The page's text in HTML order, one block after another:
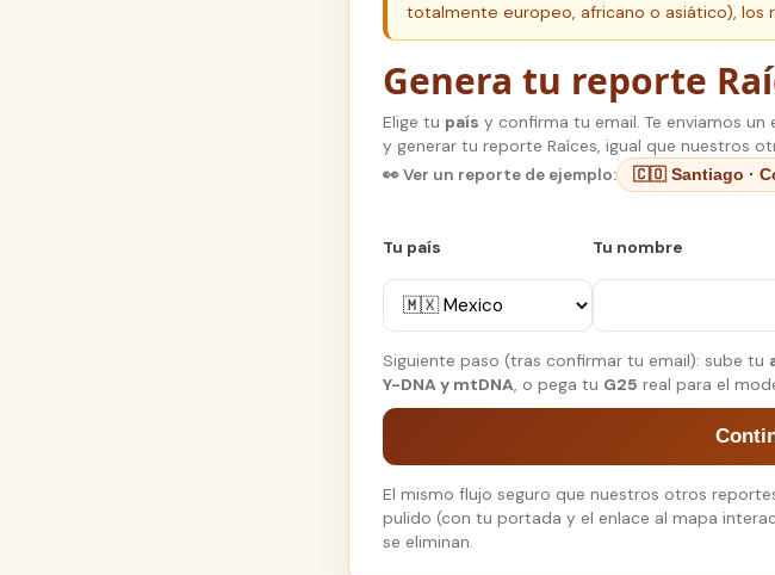
totalmente europeo, africano o asiático), los
Genera tu reporte
Elige tu país y confirma tu email. Te enviamos un
y generar tu reporte Raíces, igual que nuestros
👀Ver un reporte de ejemplo: 🇨🇴 Santiago ·
Tu país Tu nombre
Siguiente paso (tras confirmar tu email): sube tu
Y-DNA y mtDNA, o pega tu G25 real para el
El mismo flujo seguro que nuestros otros
pulido (con tu portada y el enlace al mapa
se eliminan.